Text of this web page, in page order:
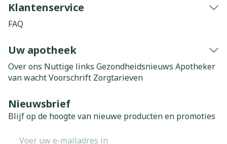
Klantenservice
FAQ
Uw apotheek
Over ons Nuttige links Gezondheidsnieuws Apotheker
van wachtVoorschrift Zorgtarieven
Nieuwsbrief
Blijf op de hoogte van nieuwe producten en promoties